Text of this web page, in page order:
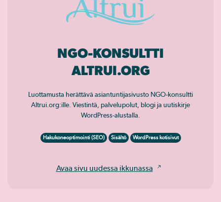
NGO-KONSULTTI
ALTRUI.ORG
Luottamusta herättävä asiantuntijasivusto NGO-konsultti
Altrui.org:ille. Viestintä, palvelupolut, blogi ja uutiskirje
WordPress-alustalla.
Hakukoneoptimointi (SEO) Sisältö WordPress kotisivut
Avaa sivu uudessa ikkunassa